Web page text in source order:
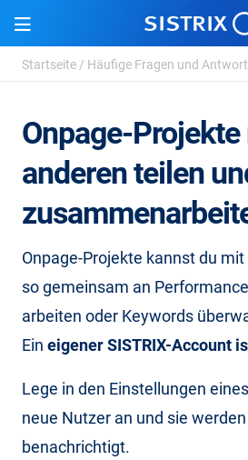
Startseite / Häufige Fragen und
Onpage-
anderen teilen
Onpage-Projekte kannst du
so gemeinsam an
arbeiten oder Keywords
Ein eigener SISTRIX-Account
Lege in den Einstellungen
neue Nutzer an und sie werden
benachrichtigt.